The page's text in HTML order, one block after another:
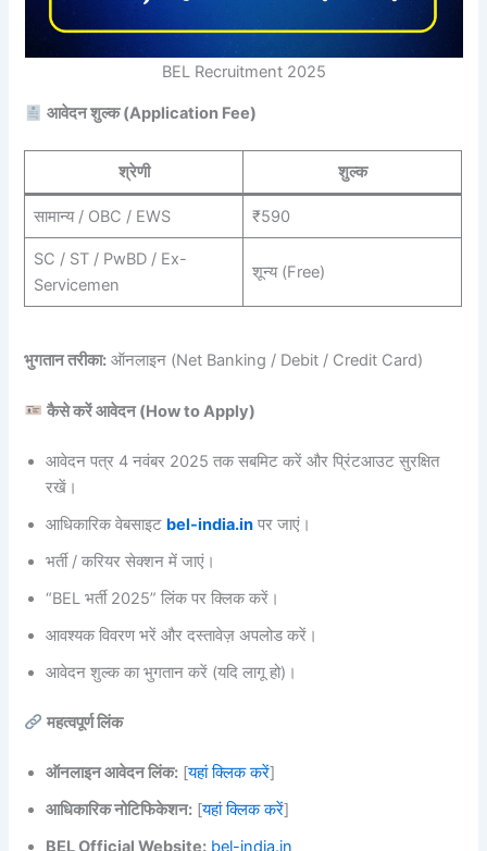
BEL Recruitment 2025
आवेदन शुल्क (Application Fee)
श्रेणी शुल्क
सामान्य / OBC / EWS ₹590
SC / ST / PwBD / Ex-
Servicemen
शून्य (Free)
भुगतान तरीका: ऑनलाइन (Net Banking / Debit / Credit Card)
कैसे करें आवेदन (How to Apply)
आवेदन पत्र 4 नवंबर 2025 तक सबमिट करें और प्रिंटआउट सुरक्षित
रखें।
आधिकारिक वेबसाइट bel-india.in पर जाएं।
भर्ती / करियर सेक्शन में जाएं।
“BEL भर्ती 2025” लिंक पर क्लिक करें।
आवश्यक विवरण भरें और दस्तावेज़ अपलोड करें।
आवेदन शुल्क का भुगतान करें (यदि लागू हो)।
महत्वपूर्ण लिंक
ऑनलाइन आवेदन लिंक: [यहां क्लिक करें]
आधिकारिक नोटिफिकेशन: [यहां क्लिक करें]
BELOfficial Website: bel-india.in